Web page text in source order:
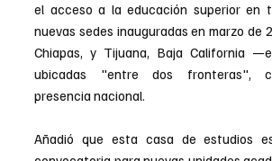
el acceso a la educación superior en
nuevas sedes inauguradas en marzo de
Chiapas, y Tijuana, Baja California
ubicadas "entre dos fronteras",
presencia nacional.
Añadió que esta casa de estudios